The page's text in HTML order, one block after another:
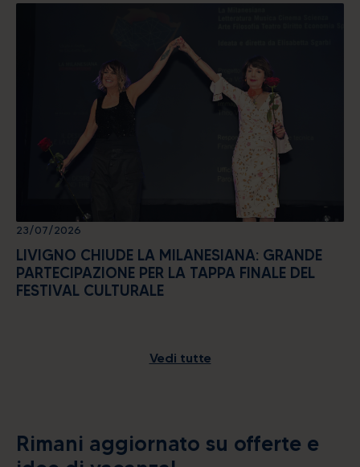
23/07/2026
LIVIGNO CHIUDE LA MILANESIANA: GRANDE
PARTECIPAZIONE PER LA TAPPA FINALE DEL
FESTIVAL CULTURALE
Vedi tutte
Rimani aggiornato su offerte e